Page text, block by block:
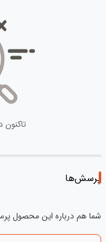
پرسش‌ها
شما هم درباره این محصول